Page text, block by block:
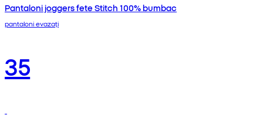
Pantaloni joggers fete Stitch 100% bumbac
pantaloni evazați
35